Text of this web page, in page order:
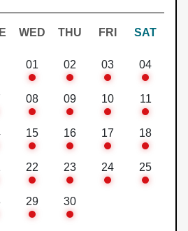
WED THU FRI SAT
01 02 03 04
08 09 10 11
15 16 17 18
22 23 24 25
29 30